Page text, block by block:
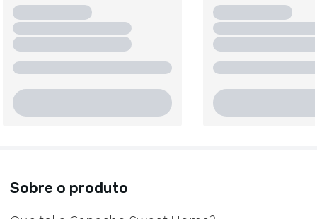
Sobre o produto